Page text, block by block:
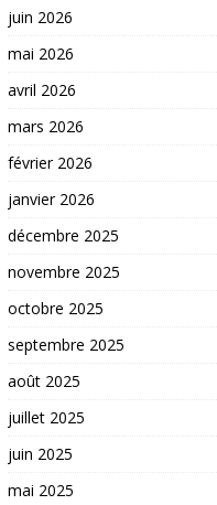
juin 2026
mai 2026
avril 2026
mars 2026
février 2026
janvier 2026
décembre 2025
novembre 2025
octobre 2025
septembre 2025
août 2025
juillet 2025
juin 2025
mai 2025